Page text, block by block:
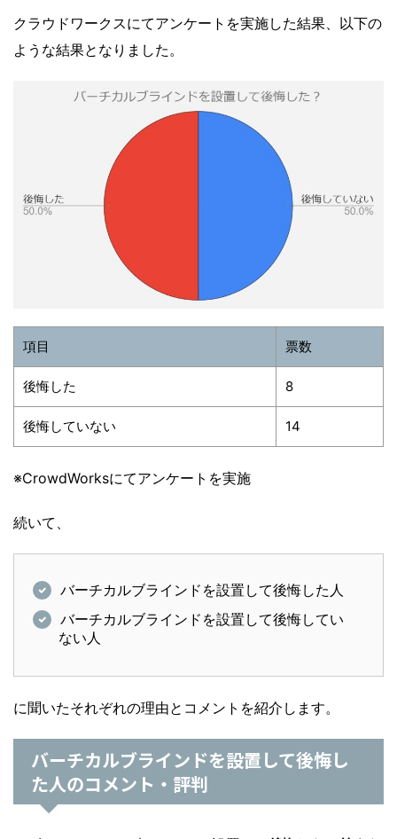
クラウドワークスにてアンケートを実施した結果、以下の
ような結果となりました。
項目 票数
後悔した 8
後悔していない 14
※CrowdWorksにてアンケートを実施
続いて、
バーチカルブラインドを設置して後悔した人
バーチカルブラインドを設置して後悔してい
ない人
に聞いたそれぞれの理由とコメントを紹介します。
バーチカルブラインドを設置して後悔し
た人のコメント・評判